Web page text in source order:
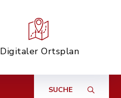
Digitaler Ortsplan
SUCHE